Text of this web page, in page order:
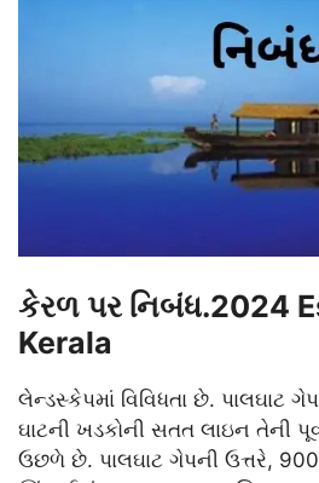
કેરળ પર નિબંધ.2024
Kerala
લેન્ડસ્કેપમાં વિવિધતા છે. પાલઘાટ
ઘાટની ખડકોની સતત લાઇન તેની
ઉછળે છે. પાલઘાટ ગેપની ઉત્તરે, 900